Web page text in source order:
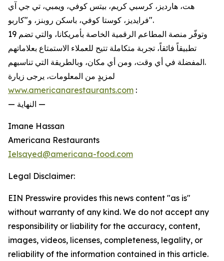
هت، هارديز، كرسبي كريم، بيتس كوفي، ويمبي، تي جي آي
فرايديز، كوستا كوفي، باسكن روبنز، و"كاربو".
وتوفّر منصة المطاعم الرقمية الخاصة بأمريكانا، والتي تضم 19
تطبيقاً فائقاً، تجربة متكاملة تتيح للعملاء الاستمتاع بعلاماتهم
المفضلة في أي وقت، ومن أي مكان، وبالطريقة التي تناسبهم.
لمزيدٍ من المعلومات، يرجى زيارة
www.americanarestaurants.com :
— النهاية —
Imane Hassan
Americana Restaurants
Ielsayed@americana-food.com
Legal Disclaimer:
EIN Presswire provides this news content "as is"
without warranty of any kind. We do not accept any
responsibility or liability for the accuracy, content,
images, videos, licenses, completeness, legality, or
reliability of the information contained in this article.